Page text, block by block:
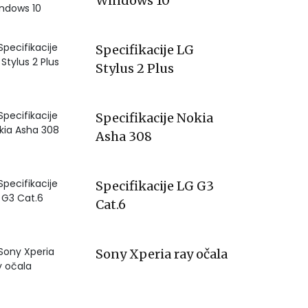
Specifikacije LG
Stylus 2 Plus
Specifikacije Nokia
Asha 308
Specifikacije LG G3
Cat.6
Sony Xperia ray očala